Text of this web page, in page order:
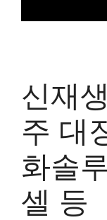
신재
주 대
화솔
셀 등